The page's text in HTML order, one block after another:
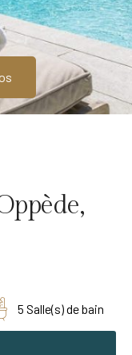
5 Salle(s) de bain